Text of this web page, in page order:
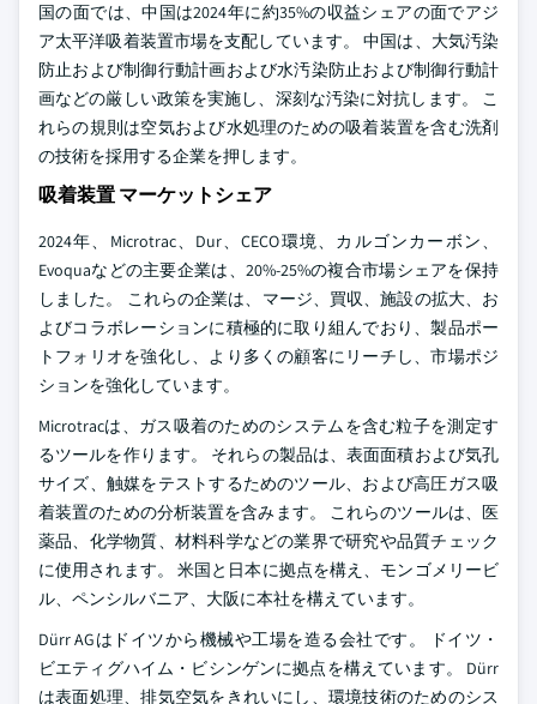
国の面では、中国は2024年に約35%の収益シェアの面でアジ
ア太平洋吸着装置市場を支配しています。 中国は、大気汚染
防止および制御行動計画および水汚染防止および制御行動計
画などの厳しい政策を実施し、深刻な汚染に対抗します。 こ
れらの規則は空気および水処理のための吸着装置を含む洗剤
の技術を採用する企業を押します。
吸着装置 マーケットシェア
2024年、Microtrac、Dur、CECO環境、カルゴンカーボン、
Evoquaなどの主要企業は、20%-25%の複合市場シェアを保持
しました。 これらの企業は、マージ、買収、施設の拡大、お
よびコラボレーションに積極的に取り組んでおり、製品ポー
トフォリオを強化し、より多くの顧客にリーチし、市場ポジ
ションを強化しています。
Microtracは、ガス吸着のためのシステムを含む粒子を測定す
るツールを作ります。 それらの製品は、表面面積および気孔
サイズ、触媒をテストするためのツール、および高圧ガス吸
着装置のための分析装置を含みます。 これらのツールは、医
薬品、化学物質、材料科学などの業界で研究や品質チェック
に使用されます。 米国と日本に拠点を構え、モンゴメリービ
ル、ペンシルバニア、大阪に本社を構えています。
Dürr AGはドイツから機械や工場を造る会社です。 ドイツ・
ビエティグハイム・ビシンゲンに拠点を構えています。 Dürr
は表面処理、排気空気をきれいにし、環境技術のためのシス